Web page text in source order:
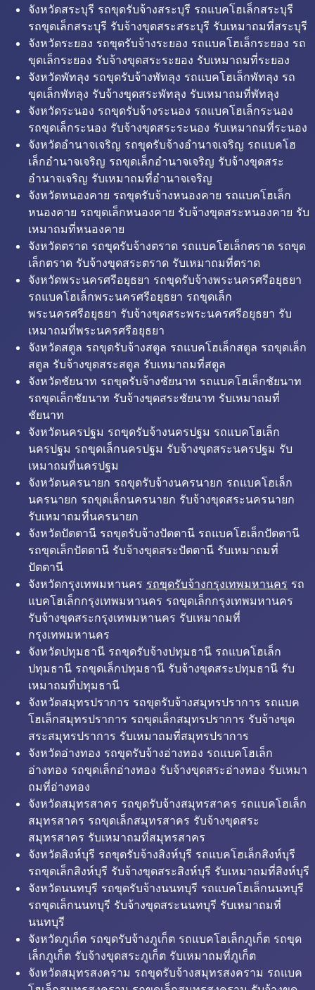
จังหวัดสระบุรี รถขุดรับจ้างสระบุรี รถแบคโฮเล็กสระบุรี
รถขุดเล็กสระบุรี รับจ้างขุดสระสระบุรี รับเหมาถมที่สระบุรี
จังหวัดระยอง รถขุดรับจ้างระยอง รถแบคโฮเล็กระยอง รถ
ขุดเล็กระยอง รับจ้างขุดสระระยอง รับเหมาถมที่ระยอง
จังหวัดพัทลุง รถขุดรับจ้างพัทลุง รถแบคโฮเล็กพัทลุง รถ
ขุดเล็กพัทลุง รับจ้างขุดสระพัทลุง รับเหมาถมที่พัทลุง
จังหวัดระนอง รถขุดรับจ้างระนอง รถแบคโฮเล็กระนอง
รถขุดเล็กระนอง รับจ้างขุดสระระนอง รับเหมาถมที่ระนอง
จังหวัดอำนาจเจริญ รถขุดรับจ้างอำนาจเจริญ รถแบคโฮ
เล็กอำนาจเจริญ รถขุดเล็กอำนาจเจริญ รับจ้างขุดสระ
อำนาจเจริญ รับเหมาถมที่อำนาจเจริญ
จังหวัดหนองคาย รถขุดรับจ้างหนองคาย รถแบคโฮเล็ก
หนองคาย รถขุดเล็กหนองคาย รับจ้างขุดสระหนองคาย รับ
เหมาถมที่หนองคาย
จังหวัดตราด รถขุดรับจ้างตราด รถแบคโฮเล็กตราด รถขุด
เล็กตราด รับจ้างขุดสระตราด รับเหมาถมที่ตราด
จังหวัดพระนครศรีอยุธยา รถขุดรับจ้างพระนครศรีอยุธยา
รถแบคโฮเล็กพระนครศรีอยุธยา รถขุดเล็ก
พระนครศรีอยุธยา รับจ้างขุดสระพระนครศรีอยุธยา รับ
เหมาถมที่พระนครศรีอยุธยา
จังหวัดสตูล รถขุดรับจ้างสตูล รถแบคโฮเล็กสตูล รถขุดเล็ก
สตูล รับจ้างขุดสระสตูล รับเหมาถมที่สตูล
จังหวัดชัยนาท รถขุดรับจ้างชัยนาท รถแบคโฮเล็กชัยนาท
รถขุดเล็กชัยนาท รับจ้างขุดสระชัยนาท รับเหมาถมที่
ชัยนาท
จังหวัดนครปฐม รถขุดรับจ้างนครปฐม รถแบคโฮเล็ก
นครปฐม รถขุดเล็กนครปฐม รับจ้างขุดสระนครปฐม รับ
เหมาถมที่นครปฐม
จังหวัดนครนายก รถขุดรับจ้างนครนายก รถแบคโฮเล็ก
นครนายก รถขุดเล็กนครนายก รับจ้างขุดสระนครนายก
รับเหมาถมที่นครนายก
จังหวัดปัตตานี รถขุดรับจ้างปัตตานี รถแบคโฮเล็กปัตตานี
รถขุดเล็กปัตตานี รับจ้างขุดสระปัตตานี รับเหมาถมที่
ปัตตานี
จังหวัดกรุงเทพมหานคร รถขุดรับจ้างกรุงเทพมหานคร รถ
แบคโฮเล็กกรุงเทพมหานคร รถขุดเล็กกรุงเทพมหานคร
รับจ้างขุดสระกรุงเทพมหานคร รับเหมาถมที่
กรุงเทพมหานคร
จังหวัดปทุมธานี รถขุดรับจ้างปทุมธานี รถแบคโฮเล็ก
ปทุมธานี รถขุดเล็กปทุมธานี รับจ้างขุดสระปทุมธานี รับ
เหมาถมที่ปทุมธานี
จังหวัดสมุทรปราการ รถขุดรับจ้างสมุทรปราการ รถแบค
โฮเล็กสมุทรปราการ รถขุดเล็กสมุทรปราการ รับจ้างขุด
สระสมุทรปราการ รับเหมาถมที่สมุทรปราการ
จังหวัดอ่างทอง รถขุดรับจ้างอ่างทอง รถแบคโฮเล็ก
อ่างทอง รถขุดเล็กอ่างทอง รับจ้างขุดสระอ่างทอง รับเหมา
ถมที่อ่างทอง
จังหวัดสมุทรสาคร รถขุดรับจ้างสมุทรสาคร รถแบคโฮเล็ก
สมุทรสาคร รถขุดเล็กสมุทรสาคร รับจ้างขุดสระ
สมุทรสาคร รับเหมาถมที่สมุทรสาคร
จังหวัดสิงห์บุรี รถขุดรับจ้างสิงห์บุรี รถแบคโฮเล็กสิงห์บุรี
รถขุดเล็กสิงห์บุรี รับจ้างขุดสระสิงห์บุรี รับเหมาถมที่สิงห์บุรี
จังหวัดนนทบุรี รถขุดรับจ้างนนทบุรี รถแบคโฮเล็กนนทบุรี
รถขุดเล็กนนทบุรี รับจ้างขุดสระนนทบุรี รับเหมาถมที่
นนทบุรี
จังหวัดภูเก็ต รถขุดรับจ้างภูเก็ต รถแบคโฮเล็กภูเก็ต รถขุด
เล็กภูเก็ต รับจ้างขุดสระภูเก็ต รับเหมาถมที่ภูเก็ต
จังหวัดสมุทรสงคราม รถขุดรับจ้างสมุทรสงคราม รถแบค